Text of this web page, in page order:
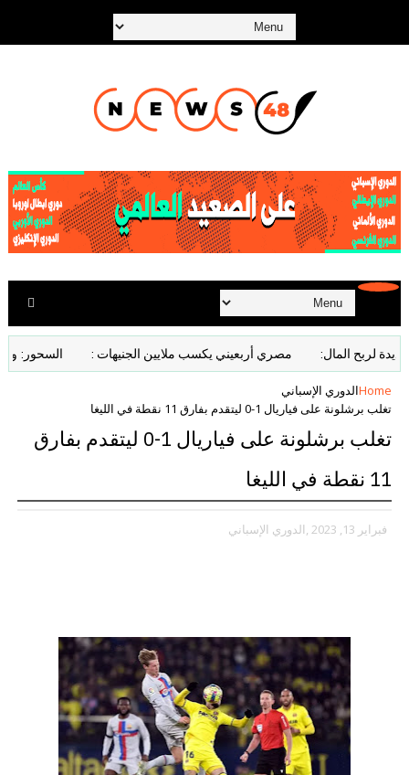
المال: مصري أربعيني يكسب ملايين الجنيهات : السحور: وجبة
Homeالدوري الإسباني
تغلب برشلونة على فياريال 1-0 ليتقدم بفارق 11 نقطة في الليغا
تغلب برشلونة على فياريال 1-0 ليتقدم بفارق
11 نقطة في الليغا
فبراير 13, 2023 ,الدوري الإسباني